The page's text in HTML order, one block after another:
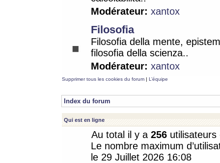
Modérateur: xantox
Filosofia
Filosofia della mente,
filosofia della scienza..
Modérateur: xantox
Supprimer tous les cookies du forum | L’équipe
Index du forum
Qui est en ligne
Au total il y a 256
Le nombre maximum
le 29 Juillet 2026 16:08